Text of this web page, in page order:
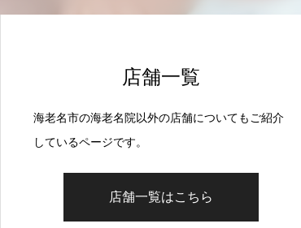
店舗一覧
海老名市の海老名院以外の店舗についてもご紹介
しているページです。
店舗一覧はこちら